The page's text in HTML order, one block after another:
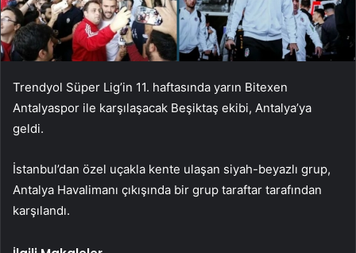
Trendyol Süper Lig’in 11. haftasında yarın Bitexen
Antalyaspor ile karşılaşacak Beşiktaş ekibi, Antalya’ya
geldi.
İstanbul’dan özel uçakla kente ulaşan siyah-beyazlı grup,
Antalya Havalimanı çıkışında bir grup taraftar tarafından
karşılandı.